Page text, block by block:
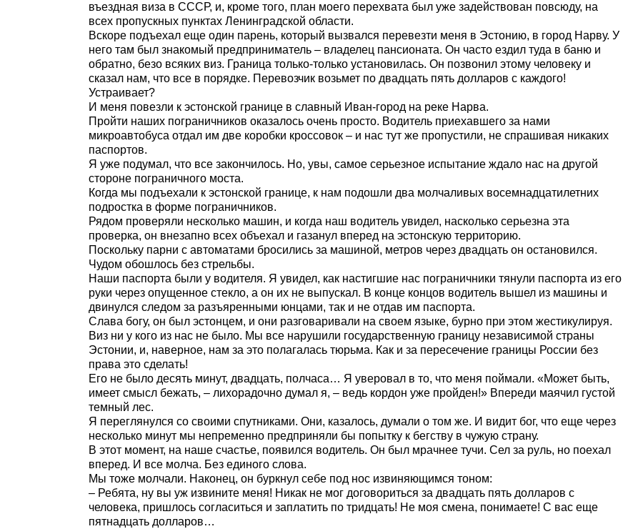
въездная виза в СССР, и, кроме того, план моего перехвата был уже задействован повсюду, на
всех пропускных пунктах Ленинградской области.
Вскоре подъехал еще один парень, который вызвался перевезти меня в Эстонию, в город Нарву. У
него там был знакомый предприниматель – владелец пансионата. Он часто ездил туда в баню и
обратно, безо всяких виз. Граница только-только установилась. Он позвонил этому человеку и
сказал нам, что все в порядке. Перевозчик возьмет по двадцать пять долларов с каждого!
Устраивает?
И меня повезли к эстонской границе в славный Иван-город на реке Нарва.
Пройти наших пограничников оказалось очень просто. Водитель приехавшего за нами
микроавтобуса отдал им две коробки кроссовок – и нас тут же пропустили, не спрашивая никаких
паспортов.
Я уже подумал, что все закончилось. Но, увы, самое серьезное испытание ждало нас на другой
стороне пограничного моста.
Когда мы подъехали к эстонской границе, к нам подошли два молчаливых восемнадцатилетних
подростка в форме пограничников.
Рядом проверяли несколько машин, и когда наш водитель увидел, насколько серьезна эта
проверка, он внезапно всех объехал и газанул вперед на эстонскую территорию.
Поскольку парни с автоматами бросились за машиной, метров через двадцать он остановился.
Чудом обошлось без стрельбы.
Наши паспорта были у водителя. Я увидел, как настигшие нас пограничники тянули паспорта из его
руки через опущенное стекло, а он их не выпускал. В конце концов водитель вышел из машины и
двинулся следом за разъяренными юнцами, так и не отдав им паспорта.
Слава богу, он был эстонцем, и они разговаривали на своем языке, бурно при этом жестикулируя.
Виз ни у кого из нас не было. Мы все нарушили государственную границу независимой страны
Эстонии, и, наверное, нам за это полагалась тюрьма. Как и за пересечение границы России без
права это сделать!
Его не было десять минут, двадцать, полчаса… Я уверовал в то, что меня поймали. «Может быть,
имеет смысл бежать, – лихорадочно думал я, – ведь кордон уже пройден!» Впереди маячил густой
темный лес.
Я переглянулся со своими спутниками. Они, казалось, думали о том же. И видит бог, что еще через
несколько минут мы непременно предприняли бы попытку к бегству в чужую страну.
В этот момент, на наше счастье, появился водитель. Он был мрачнее тучи. Сел за руль, но поехал
вперед. И все молча. Без единого слова.
Мы тоже молчали. Наконец, он буркнул себе под нос извиняющимся тоном:
– Ребята, ну вы уж извините меня! Никак не мог договориться за двадцать пять долларов с
человека, пришлось согласиться и заплатить по тридцать! Не моя смена, понимаете! С вас еще
пятнадцать долларов…